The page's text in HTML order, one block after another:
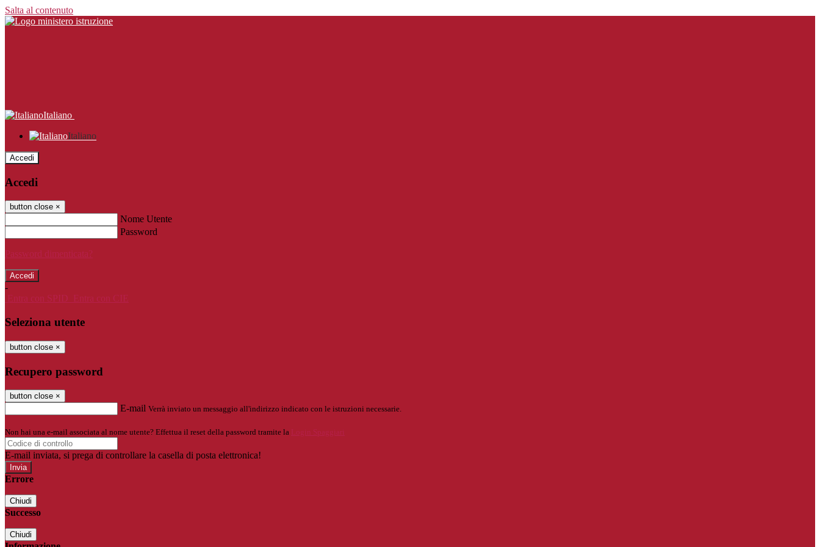
Salta al contenuto
Italiano
Italiano
Accedi
Accedi
button close ×
Nome Utente
Password
Password dimenticata?
-
Entra con SPID
Entra con CIE
Seleziona utente
button close ×
Recupero password
button close ×
E-mail Verrà inviato un messaggio all'indirizzo indicato con le istruzioni necessarie.
Non hai una e-mail associata al nome utente? Effettua il reset della password tramite la Login Spaggiari
E-mail inviata, si prega di controllare la casella di posta elettronica!
Errore
Chiudi
Successo
Chiudi